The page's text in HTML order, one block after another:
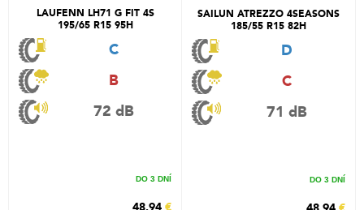
LAUFENN LH71 G FIT 4S
195/65 R15 95H
C
B
72 dB
DO 3 DNÍ
SAILUN ATREZZO 4SEASONS
185/55 R15 82H
D
C
71 dB
DO 3 DNÍ